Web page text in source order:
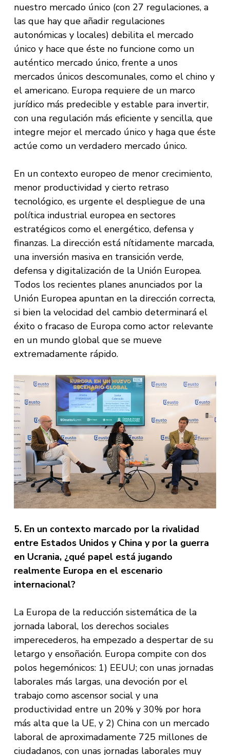
nuestro mercado único (con 27 regulaciones, a
las que hay que añadir regulaciones
autonómicas y locales) debilita el mercado
único y hace que éste no funcione como un
auténtico mercado único, frente a unos
mercados únicos descomunales, como el chino y
el americano. Europa requiere de un marco
jurídico más predecible y estable para invertir,
con una regulación más eficiente y sencilla, que
integre mejor el mercado único y haga que éste
actúe como un verdadero mercado único.
En un contexto europeo de menor crecimiento,
menor productividad y cierto retraso
tecnológico, es urgente el despliegue de una
política industrial europea en sectores
estratégicos como el energético, defensa y
finanzas. La dirección está nítidamente marcada,
una inversión masiva en transición verde,
defensa y digitalización de la Unión Europea.
Todos los recientes planes anunciados por la
Unión Europea apuntan en la dirección correcta,
si bien la velocidad del cambio determinará el
éxito o fracaso de Europa como actor relevante
en un mundo global que se mueve
extremadamente rápido.
5. En un contexto marcado por la rivalidad
entre Estados Unidos y China y por la guerra
en Ucrania, ¿qué papel está jugando
realmente Europa en el escenario
internacional?
La Europa de la reducción sistemática de la
jornada laboral, los derechos sociales
imperecederos, ha empezado a despertar de su
letargo y ensoñación. Europa compite con dos
polos hegemónicos: 1) EEUU; con unas jornadas
laborales más largas, una devoción por el
trabajo como ascensor social y una
productividad entre un 20% y 30% por hora
más alta que la UE, y 2) China con un mercado
laboral de aproximadamente 725 millones de
ciudadanos, con unas jornadas laborales muy